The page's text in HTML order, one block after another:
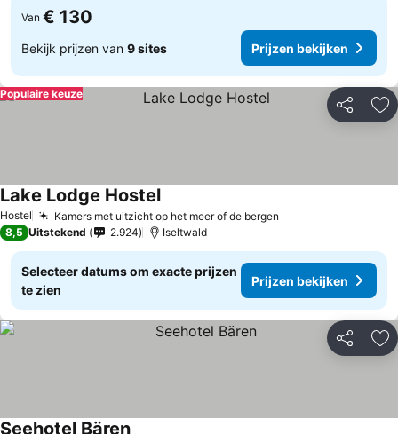
Van € 130
Bekijk prijzen van 9 sites Prijzen bekijken
Delen
Populaire keuze
Hostel Kamers met uitzicht op het meer of de bergen
Lake Lodge Hostel
8,5 Uitstekend 2.924 Iseltwald
Selecteer datums om exacte prijzen
te zien
Prijzen bekijken
Delen
Seehotel Bären